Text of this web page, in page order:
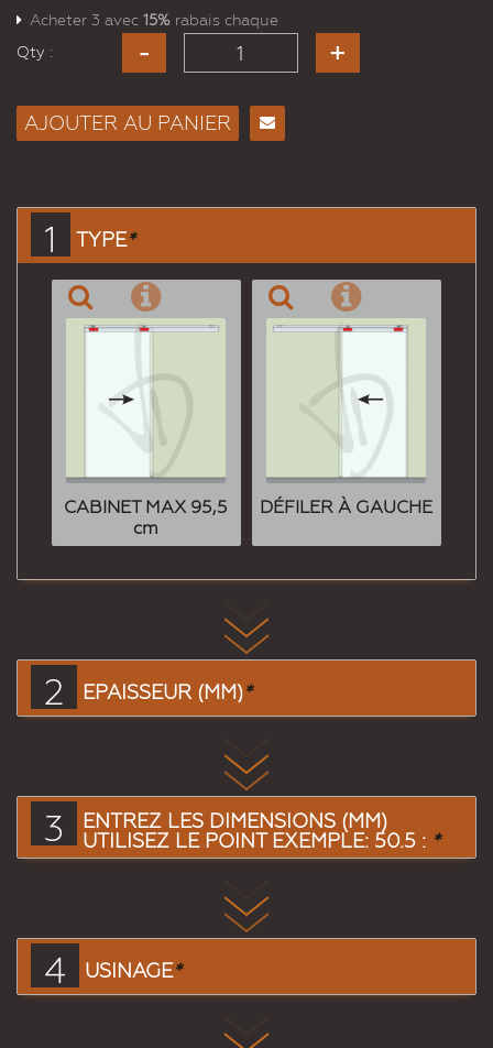
Acheter 3 avec 15% rabais chaque
Qty :
AJOUTER AU PANIER
1 TYPE*
CABINET MAX 95,5
cm
DÉFILER À GAUCHE
2 EPAISSEUR (MM)*
3
ENTREZ LES DIMENSIONS (MM)
UTILISEZ LE POINT EXEMPLE: 50.5 : *
4 USINAGE*